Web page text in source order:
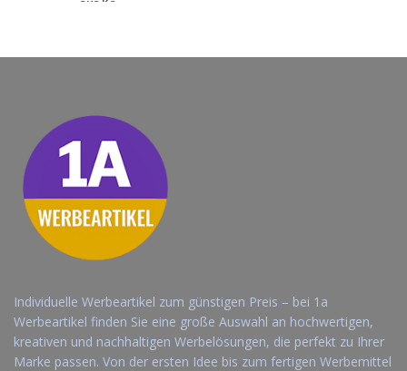
Individuelle Werbeartikel zum günstigen Preis – bei 1a
Werbeartikel finden Sie eine große Auswahl an hochwertigen,
kreativen und nachhaltigen Werbelösungen, die perfekt zu Ihrer
Marke passen. Von der ersten Idee bis zum fertigen Werbemittel